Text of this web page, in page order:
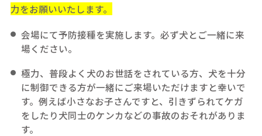
力をお願いいたします。
会場にて予防接種を実施します。必ず犬とご一緒に来
場ください。
極力、普段よく犬のお世話をされている方、犬を十分
に制御できる方が一緒にご来場いただけますと幸いで
す。例えば小さなお子さんですと、引きずられてケガ
をしたり犬同士のケンカなどの事故のおそれがありま
す。